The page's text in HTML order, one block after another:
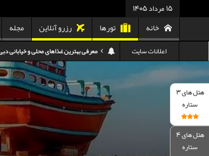
15 مرداد 1405
خانه تورها رزرو آنلاین مجله
اعلانات سایت
هزینه سفر به گرجستان
هزینه سفر به تایلند
کدام هواپیمایی کدام ترمینال مهرآباد؟
استرداد بلیط هواپیما در شرایط جنگی
هزینه تفریحات استانبول ۲۰۲۵
سفر به ارمنستان | دیدنی‌ها و تجربیات
هتل های 3
ستاره
هتل های 4
ستاره